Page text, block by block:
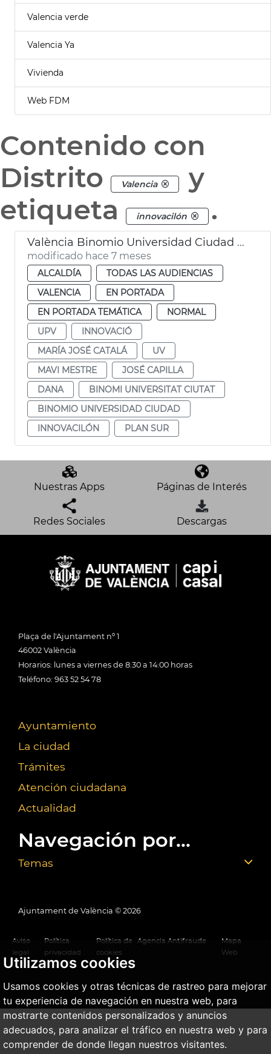
Utilizamos cookies
Usamos cookies y otras técnicas de rastreo para mejorar
tu experiencia de navegación en nuestra web, para
mostrarte contenidos personalizados y anuncios
adecuados, para analizar el tráfico en nuestra web y para
comprender de donde llegan nuestros visitantes.
Valencia verde
Valencia Ya
Vivienda
Web FDM
Contenido con
Distrito
Valencia
y
etiqueta
innovacilón .
València Binomio Universidad Ciudad gestión metropolitana
modificado hace 7 meses
ALCALDÍA
TODAS LAS AUDIENCIAS
VALENCIA
EN PORTADA
EN PORTADA TEMÁTICA
NORMAL
UPV
INNOVACIÓ
MARÍA JOSÉ CATALÁ
UV
MAVI MESTRE
JOSÉ CAPILLA
DANA
BINOMI UNIVERSITAT CIUTAT
BINOMIO UNIVERSIDAD CIUDAD
INNOVACILÓN
PLAN SUR
Nuestras Apps Páginas de Interés
Redes Sociales Descargas
Plaça de l'Ajuntament nº 1
46002 València
Horarios: lunes a viernes de 8:30 a 14:00 horas
Teléfono: 963 52 54 78
Ayuntamiento
La ciudad
Trámites
Atención ciudadana
Actualidad
Navegación por...
Temas
Ajuntament de València © 2026
Aviso
legal
Política
privacidad
Política de
cookies
Agencia Antifraude
Mapa
Web